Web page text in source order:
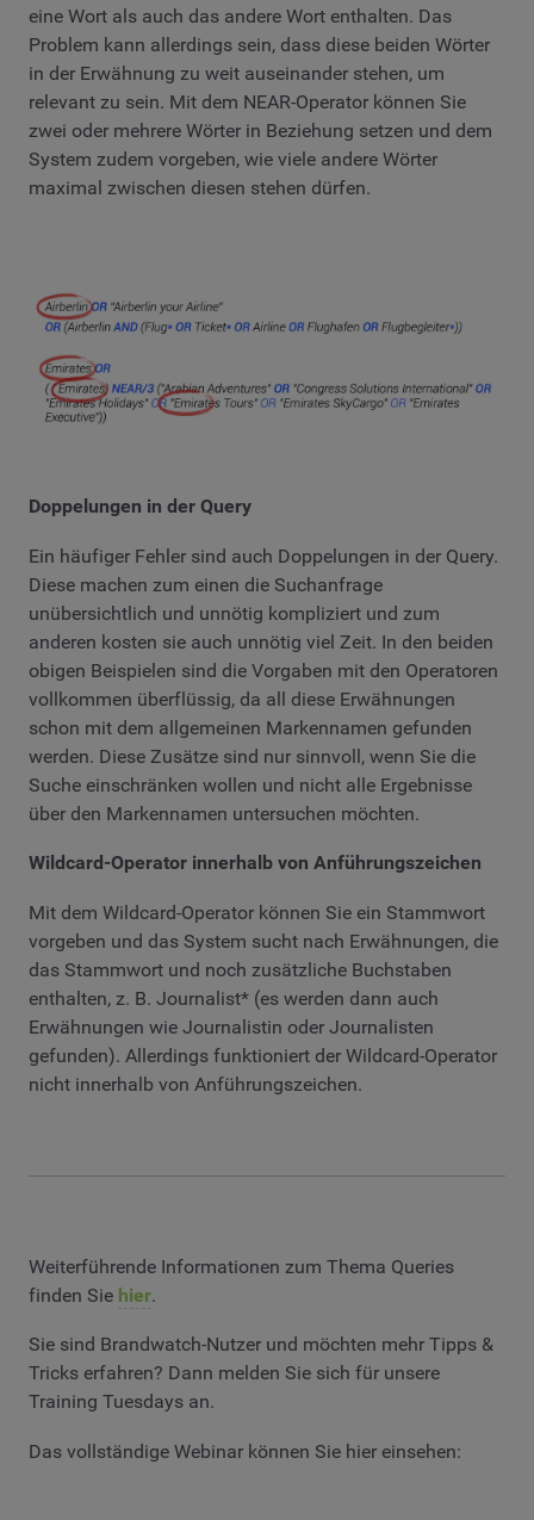
eine Wort als auch das andere Wort enthalten. Das
Problem kann allerdings sein, dass diese beiden Wörter
in der Erwähnung zu weit auseinander stehen, um
relevant zu sein. Mit dem NEAR-Operator können Sie
zwei oder mehrere Wörter in Beziehung setzen und dem
System zudem vorgeben, wie viele andere Wörter
maximal zwischen diesen stehen dürfen.
Doppelungen in der Query
Ein häufiger Fehler sind auch Doppelungen in der Query.
Diese machen zum einen die Suchanfrage
unübersichtlich und unnötig kompliziert und zum
anderen kosten sie auch unnötig viel Zeit. In den beiden
obigen Beispielen sind die Vorgaben mit den Operatoren
vollkommen überflüssig, da all diese Erwähnungen
schon mit dem allgemeinen Markennamen gefunden
werden. Diese Zusätze sind nur sinnvoll, wenn Sie die
Suche einschränken wollen und nicht alle Ergebnisse
über den Markennamen untersuchen möchten.
Wildcard-Operator innerhalb von Anführungszeichen
Mit dem Wildcard-Operator können Sie ein Stammwort
vorgeben und das System sucht nach Erwähnungen, die
das Stammwort und noch zusätzliche Buchstaben
enthalten, z. B. Journalist* (es werden dann auch
Erwähnungen wie Journalistin oder Journalisten
gefunden). Allerdings funktioniert der Wildcard-Operator
nicht innerhalb von Anführungszeichen.
Weiterführende Informationen zum Thema Queries
finden Sie hier.
Sie sind Brandwatch-Nutzer und möchten mehr Tipps &
Tricks erfahren? Dann melden Sie sich für unsere
Training Tuesdays an.
Das vollständige Webinar können Sie hier einsehen: